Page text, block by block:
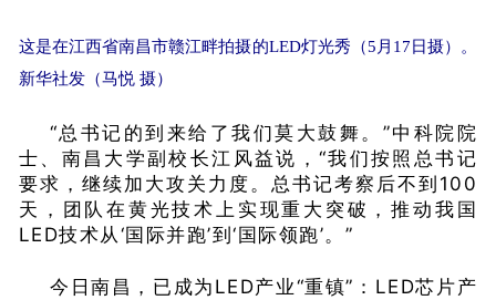
这是在江西省南昌市赣江畔拍摄的LED灯光秀（5月17日摄）。
新华社发（马悦 摄）
“总书记的到来给了我们莫大鼓舞。”中科院院
士、南昌大学副校长江风益说，“我们按照总书记
要求，继续加大攻关力度。总书记考察后不到100
天，团队在黄光技术上实现重大突破，推动我国
LED技术从‘国际并跑’到‘国际领跑’。”
今日南昌，已成为LED产业“重镇”：LED芯片产